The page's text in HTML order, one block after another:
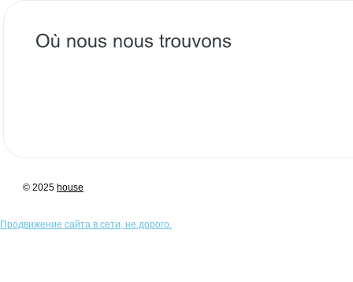
© 2025 house
Продвижение сайта в сети, не дорого.